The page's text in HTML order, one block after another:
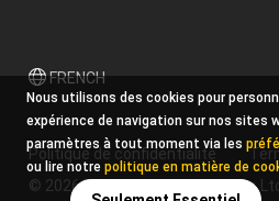
FRENCH
Politique de confidentialité
© 2026 Xencelabs Technologies
Nous utilisons des cookies pour
expérience de navigation sur nos sites
paramètres à tout moment via les
ou lire notre politique en matière de